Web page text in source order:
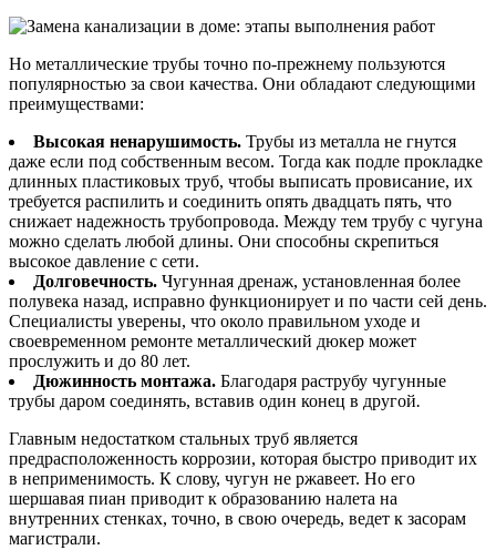
Но металлические трубы точно по-прежнему пользуются
популярностью за свои качества. Они обладают следующими
преимуществами:
Высокая ненарушимость. Трубы из металла не гнутся
даже если под собственным весом. Тогда как подле прокладке
длинных пластиковых труб, чтобы выписать провисание, их
требуется распилить и соединить опять двадцать пять, что
снижает надежность трубопровода. Между тем трубу с чугуна
можно сделать любой длины. Они способны скрепиться
высокое давление с сети.
Долговечность. Чугунная дренаж, установленная более
полувека назад, исправно функционирует и по части сей день.
Специалисты уверены, что около правильном уходе и
своевременном ремонте металлический дюкер может
прослужить и до 80 лет.
Дюжинность монтажа. Благодаря раструбу чугунные
трубы даром соединять, вставив один конец в другой.
Главным недостатком стальных труб является
предрасположенность коррозии, которая быстро приводит их
в неприменимость. К слову, чугун не ржавеет. Но его
шершавая пиан приводит к образованию налета на
внутренних стенках, точно, в свою очередь, ведет к засорам
магистрали.